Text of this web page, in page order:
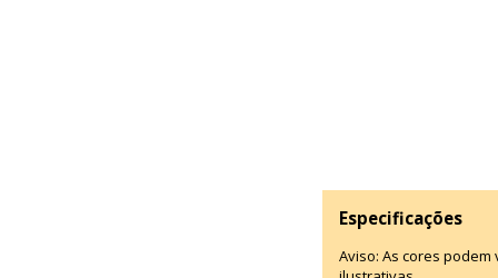
Especificações
Aviso: As cores